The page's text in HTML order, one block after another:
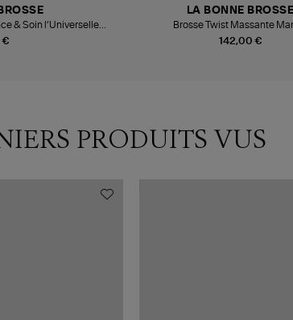
€
& Soin l’Universelle
142,00 €
LA BONNE BROSSE
Brosse Twist Massante
PRODUITS VUS